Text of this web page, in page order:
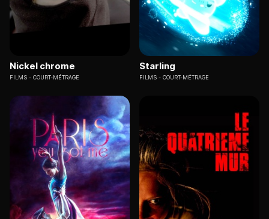
Nickel chrome
FILMS COURT-MÉTRAGE
Starling
FILMS COURT-MÉTRAGE